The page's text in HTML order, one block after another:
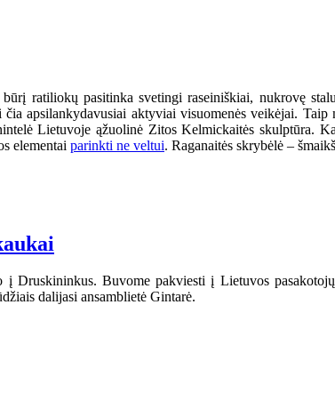
ratiliokų pasitinka svetingi raseiniškiai, nukrovę
apsilankydavusiai aktyviai visuomenės veikėjai.
Lietuvoje ąžuolinė Zitos Kelmickaitės skulptūra.
elementai parinkti ne veltui. Raganaitės skrybėlė –
Druskininkus. Buvome pakviesti į Lietuvos
dalijasi ansamblietė Gintarė.